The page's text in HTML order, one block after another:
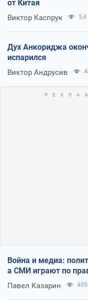
от Китая
Виктор Каспрук 5,4
Дух Анкориджа
испарился
Виктор Андрусив
Война и медиа:
а СМИ играют по
Павел Казарин 405